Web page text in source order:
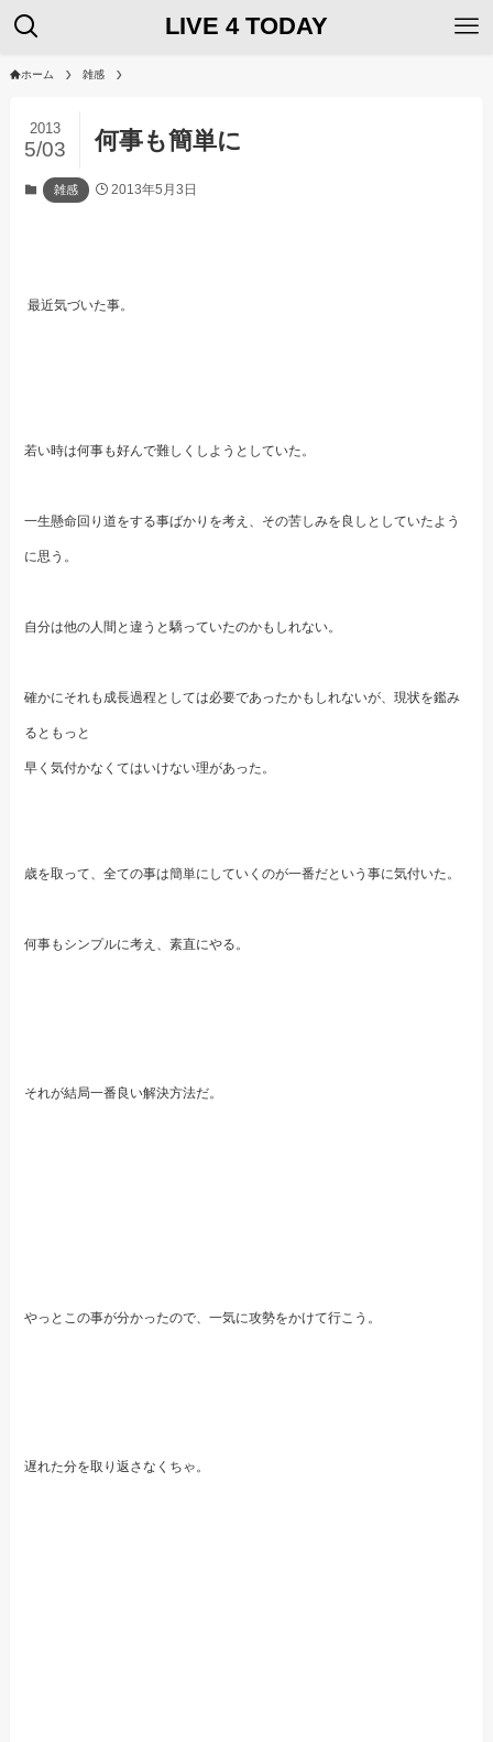
LIVE 4 TODAY
ホーム 雑感
何事も簡単に
2013
5/03
雑感 2013年5月3日
最近気づいた事。
若い時は何事も好んで難しくしようとしていた。
一生懸命回り道をする事ばかりを考え、その苦しみを良しとしていたよう
に思う。
自分は他の人間と違うと驕っていたのかもしれない。
確かにそれも成長過程としては必要であったかもしれないが、現状を鑑み
るともっと
早く気付かなくてはいけない理があった。
歳を取って、全ての事は簡単にしていくのが一番だという事に気付いた。
何事もシンプルに考え、素直にやる。
それが結局一番良い解決方法だ。
やっとこの事が分かったので、一気に攻勢をかけて行こう。
遅れた分を取り返さなくちゃ。